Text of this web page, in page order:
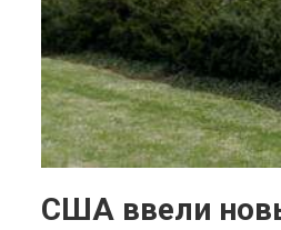
США ввели